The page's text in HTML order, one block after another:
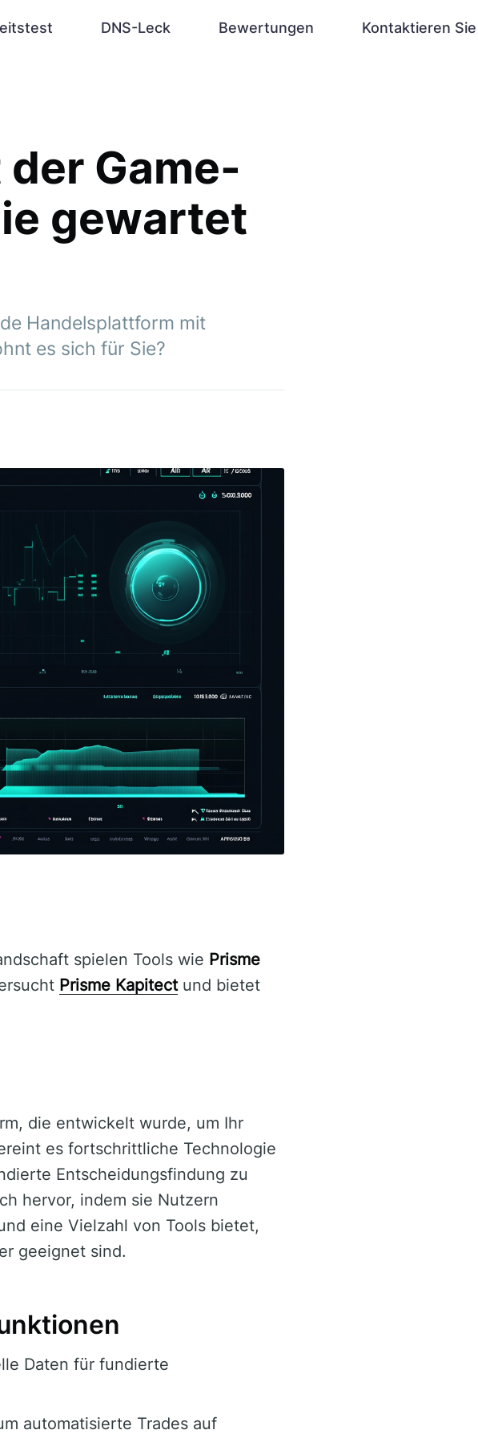
DNS-Leck Bewertungen Kontaktieren
Game-
gewartet
Handelsplattform mit
es sich für Sie?
spielen Tools wie Prisme
Prisme Kapitectund bietet
die entwickelt wurde, um Ihr
es fortschrittliche Technologie
Entscheidungsfindung zu
hervor, indem sie Nutzern
eine Vielzahl von Tools bietet,
geeignet sind.
Daten für fundierte
automatisierte Trades auf